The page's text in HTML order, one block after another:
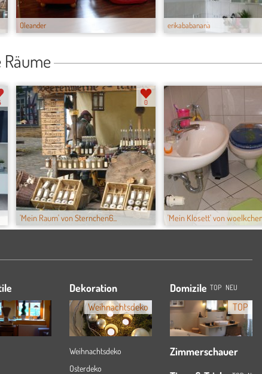
Oleander erikababanana
'Mein Raum' von Sternchen6...
0
'Mein Klosett' von
Dekoration
Weihnachtsdeko
Weihnachtsdeko
Osterdeko
Domizile TOP NEU
TOP
Zimmerschauer